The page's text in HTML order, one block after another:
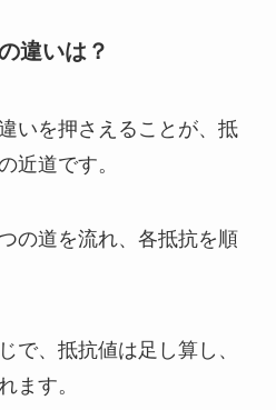
違いは？
いを押さえることが、抵
近道です。
の道を流れ、各抵抗を順
で、抵抗値は足し算し、
ます。